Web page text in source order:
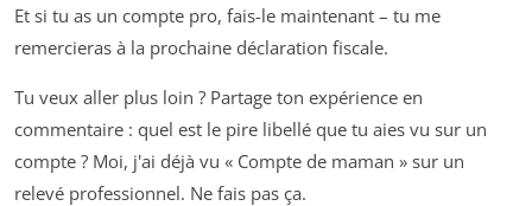
Et si tu as un compte pro, fais-le maintenant – tu me
remercieras à la prochaine déclaration fiscale.
Tu veux aller plus loin ? Partage ton expérience en
commentaire : quel est le pire libellé que tu aies vu sur un
compte ? Moi, j'ai déjà vu « Compte de maman » sur un
relevé professionnel. Ne fais pas ça.